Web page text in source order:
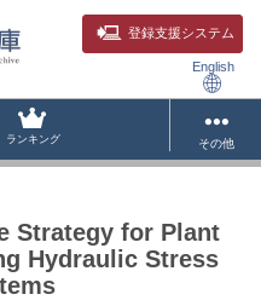
登録支援システム
English
ランキング その他
Strategy for Plant
Hydraulic Stress